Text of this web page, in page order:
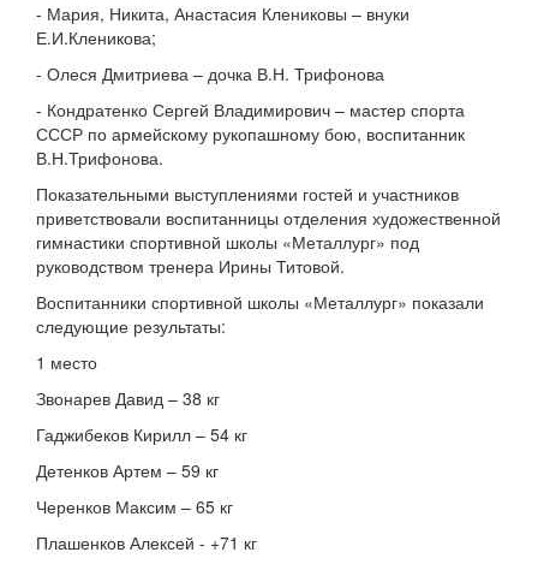
- Мария, Никита, Анастасия Клениковы – внуки
Е.И.Кленикова;
- Олеся Дмитриева – дочка В.Н. Трифонова
- Кондратенко Сергей Владимирович – мастер спорта
СССР по армейскому рукопашному бою, воспитанник
В.Н.Трифонова.
Показательными выступлениями гостей и участников
приветствовали воспитанницы отделения художественной
гимнастики спортивной школы «Металлург» под
руководством тренера Ирины Титовой.
Воспитанники спортивной школы «Металлург» показали
следующие результаты:
1 место
Звонарев Давид – 38 кг
Гаджибеков Кирилл – 54 кг
Детенков Артем – 59 кг
Черенков Максим – 65 кг
Плашенков Алексей - +71 кг